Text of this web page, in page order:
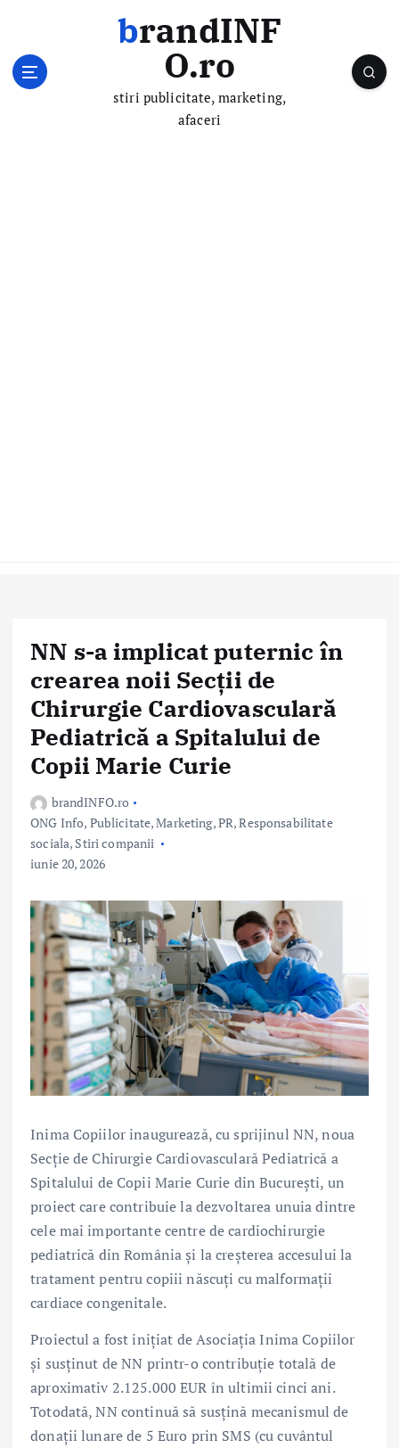
brandINF
O.ro
stiri publicitate, marketing,
afaceri
NN s-a implicat puternic în
crearea noii Secții de
Chirurgie Cardiovasculară
Pediatrică a Spitalului de
Copii Marie Curie
brandINFO.ro
ONG Info, Publicitate, Marketing, PR,Responsabilitate
sociala, Stiri companii
iunie 20, 2026
Inima Copiilor inaugurează, cu sprijinul NN, noua
Secție de Chirurgie Cardiovasculară Pediatrică a
Spitalului de Copii Marie Curie din București, un
proiect care contribuie la dezvoltarea unuia dintre
cele mai importante centre de cardiochirurgie
pediatrică din România și la creșterea accesului la
tratament pentru copiii născuți cu malformații
cardiace congenitale.
Proiectul a fost inițiat de Asociația Inima Copiilor
și susținut de NN printr-o contribuție totală de
aproximativ 2.125.000 EUR în ultimii cinci ani.
Totodată, NN continuă să susțină mecanismul de
donații lunare de 5 Euro prin SMS (cu cuvântul